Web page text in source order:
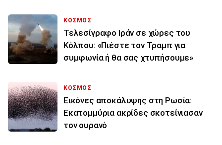
ΚΟΣΜΟΣ
Τελεσίγραφο Ιράν σε χώρες του
Κόλπου: «Πιέστε τον Τραμπ για
συμφωνία ή θα σας χτυπήσουμε»
ΚΟΣΜΟΣ
Εικόνες αποκάλυψης στη Ρωσία:
Εκατομμύρια ακρίδες σκοτείνιασαν
τον ουρανό